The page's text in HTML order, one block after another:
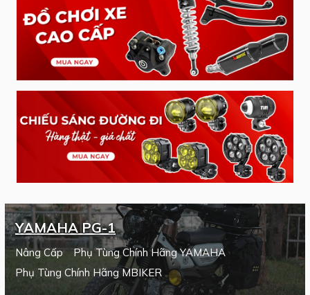
YAMAHA PG-1
Nâng Cấp
Phụ Tùng Chính Hãng YAMAHA
Phụ Tùng Chính Hãng MBIKER